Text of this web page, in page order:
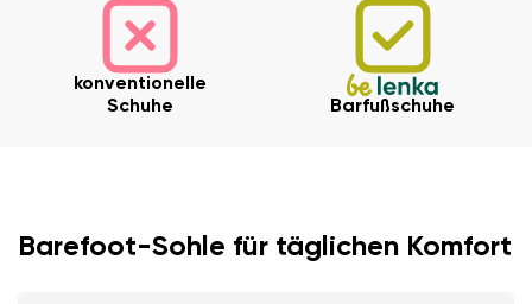
konventionelle
Schuhe
Barfußschuhe
Barefoot-Sohle für täglichen Komfort